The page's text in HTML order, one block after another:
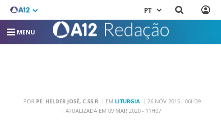
PT
MENU
POR PE. HELDER JOSÉ, C.SS.R EM LITURGIA
26 NOV 2015 - 06H39
ATUALIZADA EM 09 MAR 2020 - 11H07